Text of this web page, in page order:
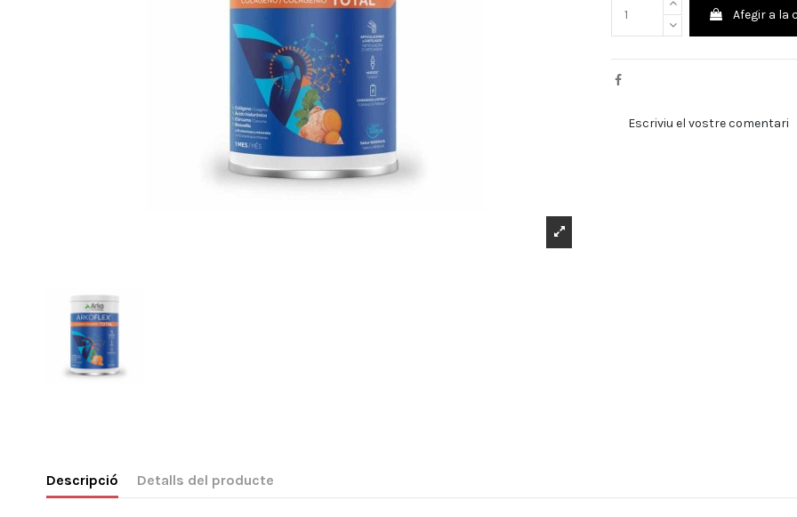
Afegir a la
Escriviu el vostre comentari
Descripció Detalls del producte